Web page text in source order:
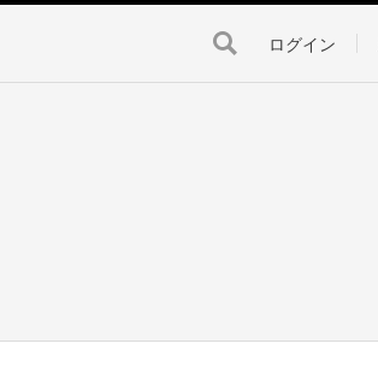
ログイン